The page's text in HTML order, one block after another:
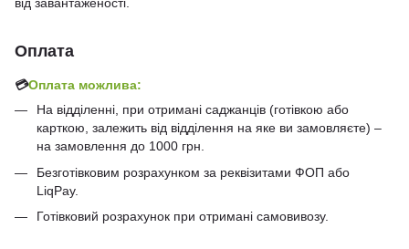
Оплата
💳Оплата можлива:
На відділенні, при отримані саджанців (готівкою або
карткою, залежить від відділення на яке ви замовляєте) –
на замовлення до 1000 грн.
Безготівковим розрахунком за реквізитами ФОП або
LiqPay.
Готівковий розрахунок при отримані самовивозу.